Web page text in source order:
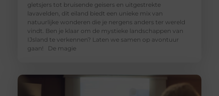
gletsjers tot bruisende geisers en uitgestrekte
lavavelden, dit eiland biedt een unieke mix van
natuurlijke wonderen die je nergens anders ter wereld
vindt. Ben je klaar om de mystieke landschappen van
IJsland te verkennen? Laten we samen op avontuur
gaan! De magie